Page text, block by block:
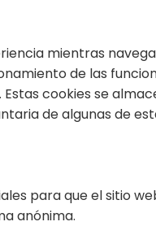
mientras
de las
cookies se
de algunas de
para que el sitio
anónima.